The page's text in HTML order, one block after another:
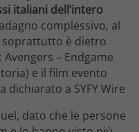
italiani dell’intero
complessivo, al
soprattutto è dietro
– Endgame
e il film evento
dichiarato a SYFY Wire
dato che le persone